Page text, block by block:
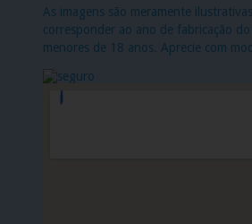
As imagens são meramente
corresponder ao ano de fabricação
menores de 18 anos. Aprecie com